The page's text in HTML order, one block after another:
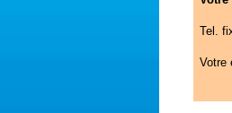
Tel.
Votre